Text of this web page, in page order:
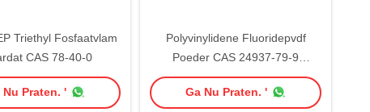
Triethyl Fosfaatvlam
CAS 78-40-0
Nu Praten. '
Polyvinylidene Fluoridepvdf
Poeder CAS 24937-79-9
C2H2F2
Ga Nu Praten. '